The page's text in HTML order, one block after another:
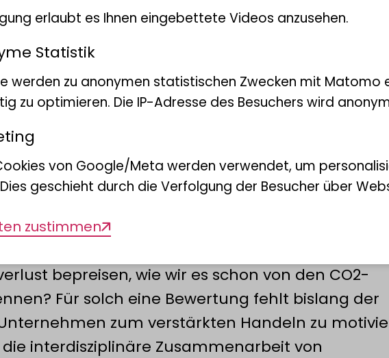
Erholung und Bildung. Der volkswirtschaftliche
„Dienstleistungen“ wird auf eine
Billionen US-Dollar pro Jahr geschätzt. Das aktuelle
nimmt diese Leistungen der Natur unbezahlt
der Folge von Übernutzung und Vernichtung
und somit unserer wichtigsten
ist wissenschaftlich deutlich besser erforscht als
sagt Prof. Jörg Rocholl, Präsident der
bepreisen, wie wir es schon von den CO2-
Für solch eine Bewertung fehlt bislang der
zum verstärkten Handeln zu
interdisziplinäre Zusammenarbeit von
erlaubt es Ihnen eingebettete Videos anzusehen.
Statistik
werden zu anonymen statistischen Zwecken mit Matomo
zu optimieren. Die IP-Adresse des Besuchers wird
von Google/Meta werden verwendet, um
geschieht durch die Verfolgung der Besucher über
zustimmen